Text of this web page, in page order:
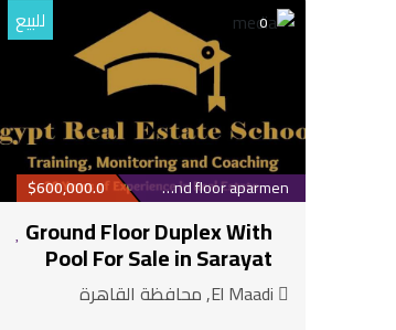
0 للبيع
Ground floor aparmen...
$600,000.0
Ground Floor Duplex With
Pool For Sale in Sarayat